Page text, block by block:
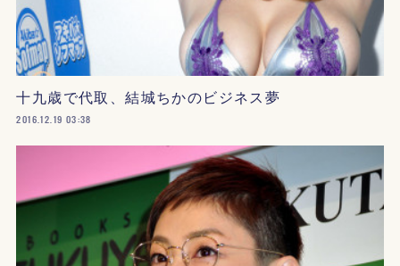
十九歳で代取、結城ちかのビジネス夢
2016.12.19 03:38